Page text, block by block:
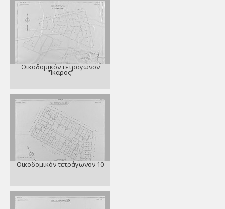
Οικοδομικόν τετράγωνον
"Ίκαρος"
Οικοδομικόν τετράγωνον 10